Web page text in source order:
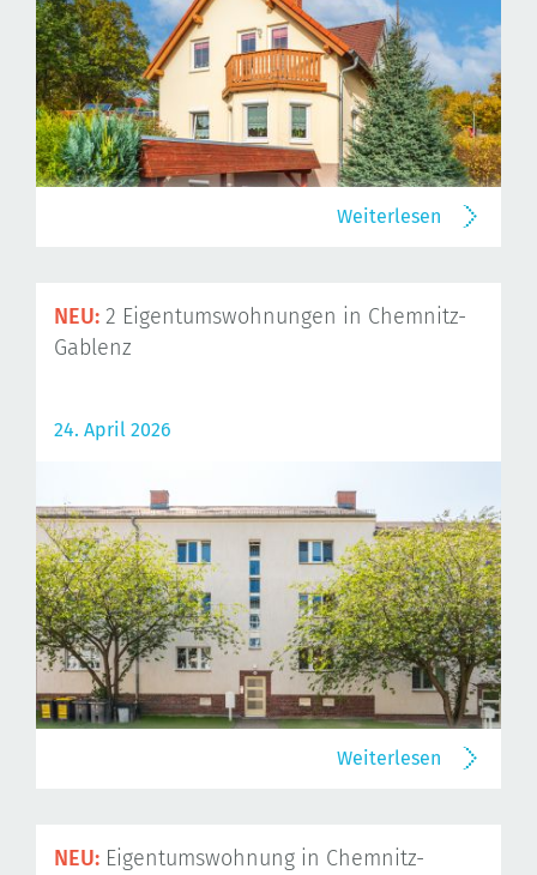
Weiterlesen
NEU: 2 Eigentumswohnungen in Chemnitz-
Gablenz
24. April 2026
Weiterlesen
NEU: Eigentumswohnung in Chemnitz-